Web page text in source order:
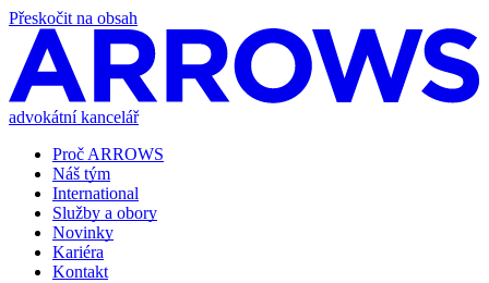
Přeskočit na obsah
advokátní kancelář
Proč ARROWS
Náš tým
International
Služby a obory
Novinky
Kariéra
Kontakt